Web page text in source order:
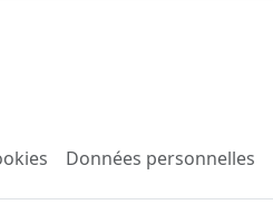
Données personnelles